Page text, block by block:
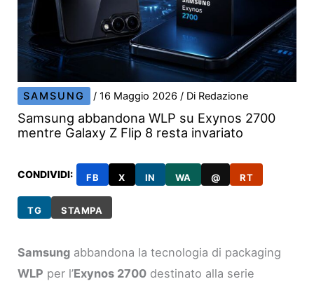
SAMSUNG /16 Maggio 2026/ Di Redazione
Samsung abbandona WLP su Exynos 2700
mentre Galaxy Z Flip 8 resta invariato
CONDIVIDI: FB X IN WA @ RT
TG STAMPA
Samsung abbandona la tecnologia di packaging
WLP per l’Exynos 2700 destinato alla serie